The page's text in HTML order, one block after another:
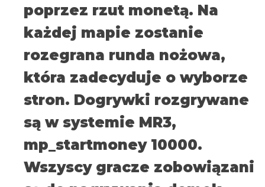
poprzez rzut monetą. Na
każdej mapie zostanie
rozegrana runda nożowa,
która zadecyduje o wyborze
stron. Dogrywki rozgrywane
są w systemie MR3,
mp_startmoney 10000.
Wszyscy gracze zobowiązani